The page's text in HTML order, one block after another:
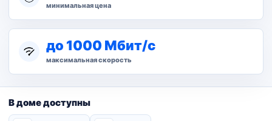
минимальная цена
до 1000 Мбит/с
максимальная скорость
В доме доступны